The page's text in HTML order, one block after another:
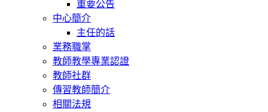
重要公告
中心簡介
主任的話
業務職掌
教師教學專業認證
教師社群
傳習教師簡介
相關法規